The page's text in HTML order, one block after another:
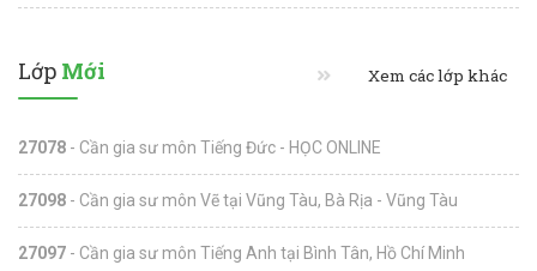
Lớp Mới Xem các lớp khác
27078 - Cần gia sư môn Tiếng Đức - HỌC ONLINE
27098 - Cần gia sư môn Vẽ tại Vũng Tàu, Bà Rịa - Vũng Tàu
27097 - Cần gia sư môn Tiếng Anh tại Bình Tân, Hồ Chí Minh